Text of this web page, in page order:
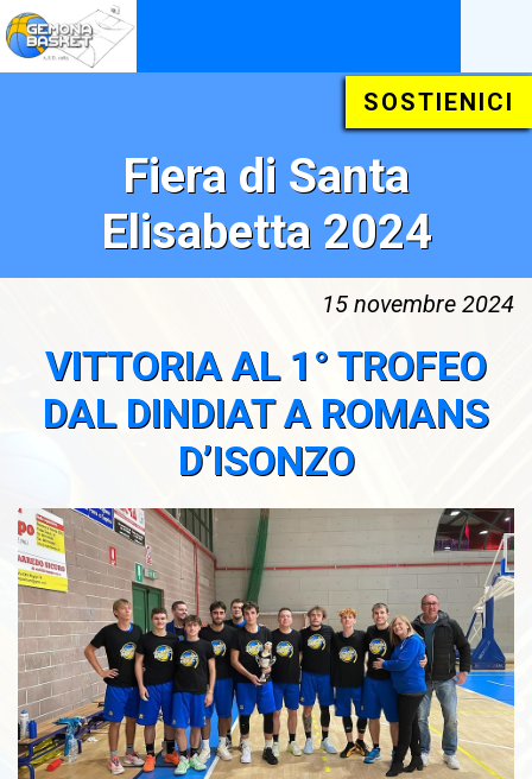
SOSTIENICI
Fiera di Santa
Elisabetta 2024
15 novembre 2024
VITTORIA AL 1° TROFEO
DAL DINDIAT A ROMANS
D’ISONZO